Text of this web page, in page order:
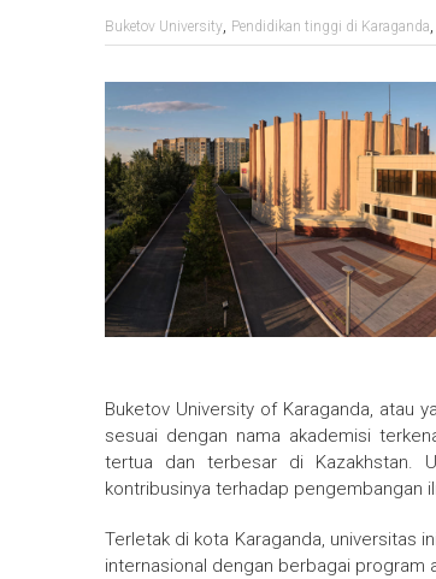
Buketov University, Pendidikan tinggi di Karaganda,
Buketov University of Karaganda, atau
sesuai dengan nama akademisi
tertua dan terbesar di Kazakhstan.
kontribusinya terhadap pengembangan
Terletak di kota Karaganda, universitas
internasional dengan berbagai program